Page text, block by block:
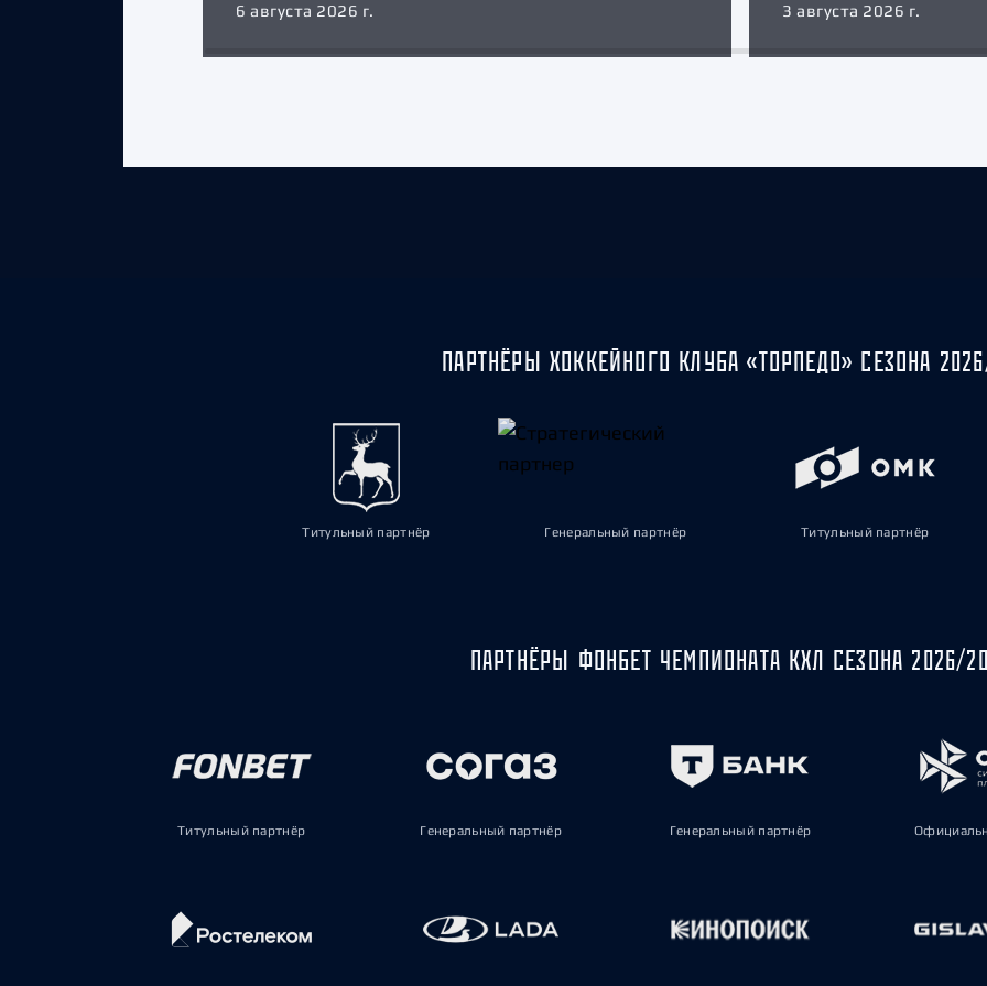
6 августа 2026 г. 3 августа 2026 г.
ПАРТНЁРЫ ХОККЕЙНОГО КЛУБА «ТОРПЕДО» СЕЗОНА
Титульный партнёр Генеральный партнёр Титульный партнёр
ПАРТНЁРЫ ФОНБЕТ ЧЕМПИОНАТА КХЛ СЕЗОНА 2026/
Титульный партнёр Генеральный партнёр Генеральный партнёр